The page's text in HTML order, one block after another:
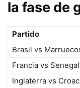
la fase de
Partido
Brasil vs
Francia vs Senegal
Inglaterra vs